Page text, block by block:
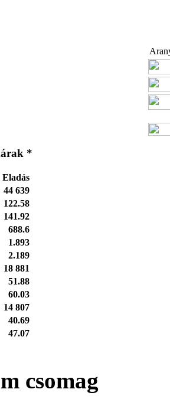
*
Eladás
44 639
122.58
141.92
688.6
1.893
2.189
18 881
51.88
60.03
14 807
40.69
47.07
csomag